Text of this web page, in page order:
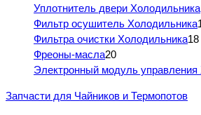
Уплотнитель двери Холодильника
Фильтр осушитель Холодильника
Фильтра очистки Холодильника18
Фреоны-масла20
Электронный модуль управления
Запчасти для Чайников и Термопотов